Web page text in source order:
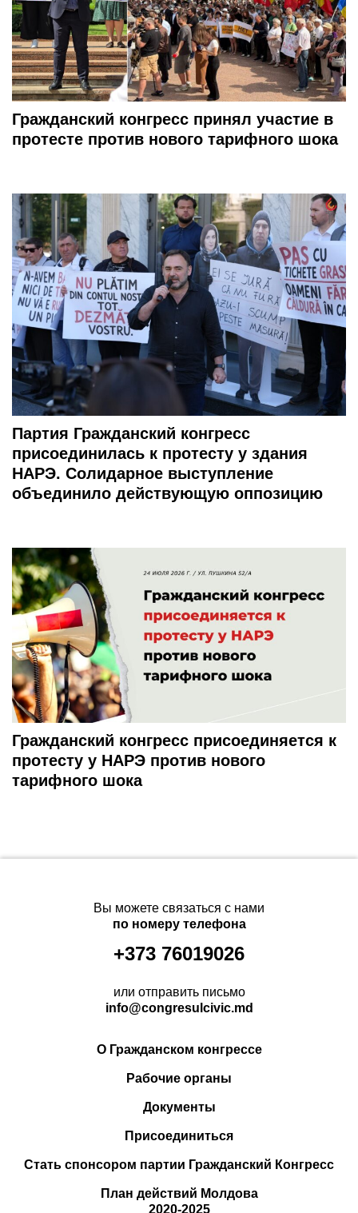
Гражданский конгресс принял участие в
протесте против нового тарифного шока
Партия Гражданский конгресс
присоединилась к протесту у здания
НАРЭ. Солидарное выступление
объединило действующую оппозицию
Гражданский конгресс присоединяется к
протесту у НАРЭ против нового
тарифного шока
Вы можете связаться с нами
по номеру телефона
+373 76019026
или отправить письмо
info@congresulcivic.md
О Гражданском конгрессе
Рабочие органы
Документы
Присоединиться
Стать спонсором партии Гражданский Конгресс
План действий Молдова
2020-2025